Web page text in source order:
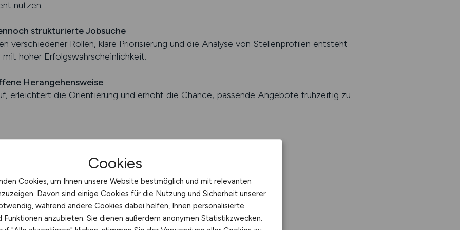
nutzen.
strukturierte Jobsuche
verschiedener Rollen, klare Priorisierung und die Analyse von Stellenprofilen entsteht
hoher Erfolgswahrscheinlichkeit.
Herangehensweise
erleichtert die Orientierung und erhöht die Chance, passende Angebote frühzeitig zu
finden
Unterstützung bei der Suche
Cookies
Cookies, um Ihnen unsere Website bestmöglich und mit relevanten
Davon sind einige Cookies für die Nutzung und Sicherheit unserer
während andere Cookies dabei helfen, Ihnen personalisierte
Funktionen anzubieten. Sie dienen außerdem anonymen Statistikzwecken.